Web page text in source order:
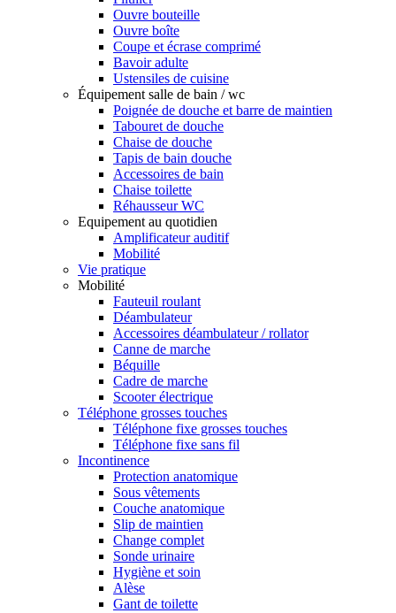
Ouvre bouteille
Ouvre boîte
Coupe et écrase comprimé
Bavoir adulte
Ustensiles de cuisine
Équipement salle de bain / wc
Poignée de douche et barre de maintien
Tabouret de douche
Chaise de douche
Tapis de bain douche
Accessoires de bain
Chaise toilette
Réhausseur WC
Equipement au quotidien
Amplificateur auditif
Mobilité
Vie pratique
Mobilité
Fauteuil roulant
Déambulateur
Accessoires déambulateur / rollator
Canne de marche
Béquille
Cadre de marche
Scooter électrique
Téléphone grosses touches
Téléphone fixe grosses touches
Téléphone fixe sans fil
Incontinence
Protection anatomique
Sous vêtements
Couche anatomique
Slip de maintien
Change complet
Sonde urinaire
Hygiène et soin
Alèse
Gant de toilette